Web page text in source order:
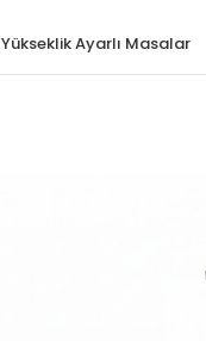
Yükseklik Ayarlı Masalar